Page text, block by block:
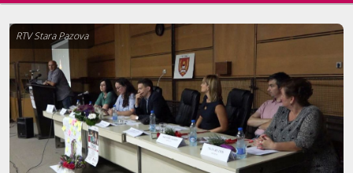
RTV Stara Pazova